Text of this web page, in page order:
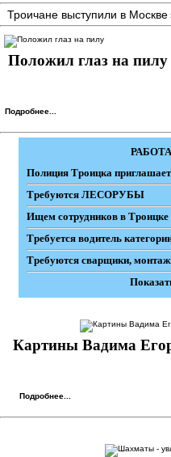
Троичане выступили в Москве
Положил глаз на пилу
Подробнее...
Полиция Троицка
Требуются ЛЕСОРУБЫ
Ищем сотрудников в Троицке
Требуется водитель
Требуются сварщики,
Картины Вадима
Подробнее...